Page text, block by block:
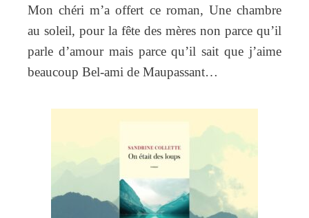
Mon chéri m’a offert ce roman, Une chambre
au soleil, pour la fête des mères non parce qu’il
parle d’amour mais parce qu’il sait que j’aime
beaucoup Bel-ami de Maupassant…